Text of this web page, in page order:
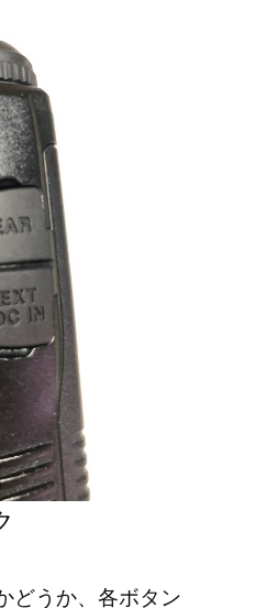
どうか、各ボタン